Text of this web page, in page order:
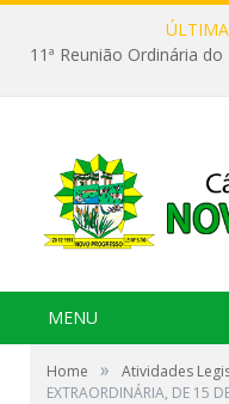
MENU
Home » Atividades
EXTRAORDINÁRIA, DE 15